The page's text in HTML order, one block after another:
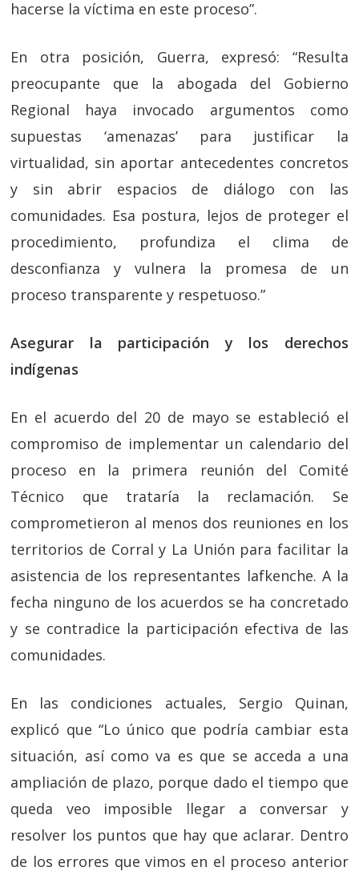
hacerse la víctima en este proceso”.
En otra posición, Guerra, expresó: “Resulta
preocupante que la abogada del Gobierno
Regional haya invocado argumentos como
supuestas ‘amenazas’ para justificar la
virtualidad, sin aportar antecedentes concretos
y sin abrir espacios de diálogo con las
comunidades. Esa postura, lejos de proteger el
procedimiento, profundiza el clima de
desconfianza y vulnera la promesa de un
proceso transparente y respetuoso.”
Asegurar la participación y los derechos
indígenas
En el acuerdo del 20 de mayo se estableció el
compromiso de implementar un calendario del
proceso en la primera reunión del Comité
Técnico que trataría la reclamación. Se
comprometieron al menos dos reuniones en los
territorios de Corral y La Unión para facilitar la
asistencia de los representantes lafkenche. A la
fecha ninguno de los acuerdos se ha concretado
y se contradice la participación efectiva de las
comunidades.
En las condiciones actuales, Sergio Quinan,
explicó que “Lo único que podría cambiar esta
situación, así como va es que se acceda a una
ampliación de plazo, porque dado el tiempo que
queda veo imposible llegar a conversar y
resolver los puntos que hay que aclarar. Dentro
de los errores que vimos en el proceso anterior